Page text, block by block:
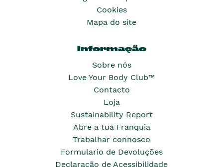
Cookies
Mapa do site
Informação
Sobre nós
Love Your Body Club™
Contacto
Loja
Sustainability Report
Abre a tua Franquia
Trabalhar connosco
Formulario de Devoluções
Declaração de Acessibilidade